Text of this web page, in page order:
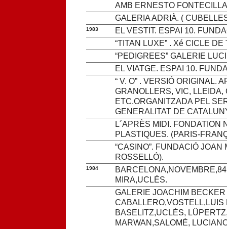
AMB ERNESTO
GALERIA ADRIÀ. (
1983
EL VESTIT. ESPAI 10.
“TITAN LUXE” . Xé CICLE
“PEDIGREES” GALERIE
EL VIATGE. ESPAI 10.
“ V. O” . VERSIÓ ORIGINAL.
GRANOLLERS, VIC, LLEIDA,
ETC.ORGANITZADA PEL
GENERALITAT DE
L´APRÈS MIDI.
PLASTIQUES. (PARIS-
“CASINO”. FUNDACIÓ
ROSSELLÓ).
1984
MIRA,UCLÉS.
GALERIE JOACHIM
CABALLERO,VOSTELL,LUIS
BASELITZ,UCLÉS,
MARWAN,SALOMÉ,